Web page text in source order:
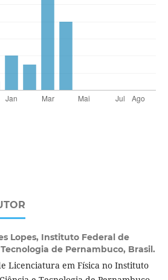
Lopes, Instituto Federal de
de Pernambuco, Brasil.
Licenciatura em Física no Instituto